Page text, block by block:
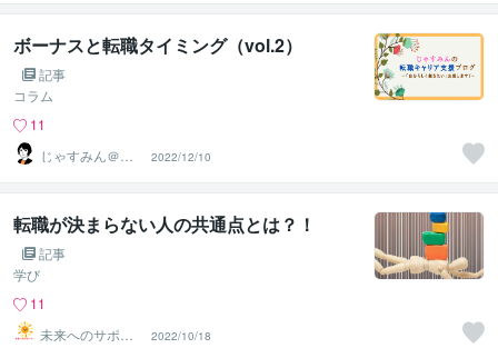
ボーナスと転職タイミング（vol.2）
記事
コラム
11
じゃすみん＠元
看護師→転職キ
ャリア支援
2022/12/10
転職が決まらない人の共通点とは？！
記事
学び
11
未来へのサポー
2022/10/18